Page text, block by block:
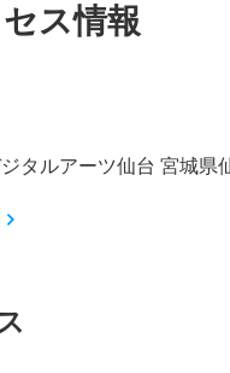
ス情報
タルアーツ仙台 宮城県